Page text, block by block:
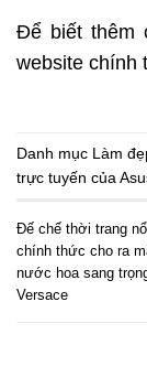
Để biết thêm
website chính
Danh mục Làm
trực tuyến của
Đế chế thời trang
chính thức cho ra
nước hoa sang
Versace